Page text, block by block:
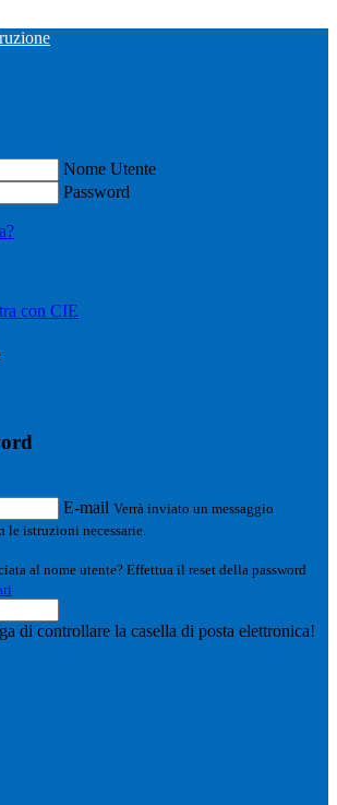
Nome Utente
Password
con CIE
E-mail Verrà inviato un messaggio
istruzioni necessarie.
al nome utente? Effettua il reset della password
di controllare la casella di posta elettronica!